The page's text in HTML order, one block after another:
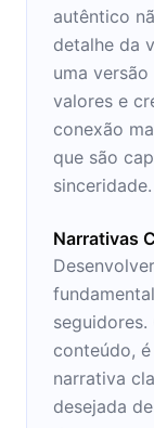
autêntico
detalhe da
uma
valores e
conexão
que são
sinceridade.
Narrativas
conteúdo,
narrativa
desejada